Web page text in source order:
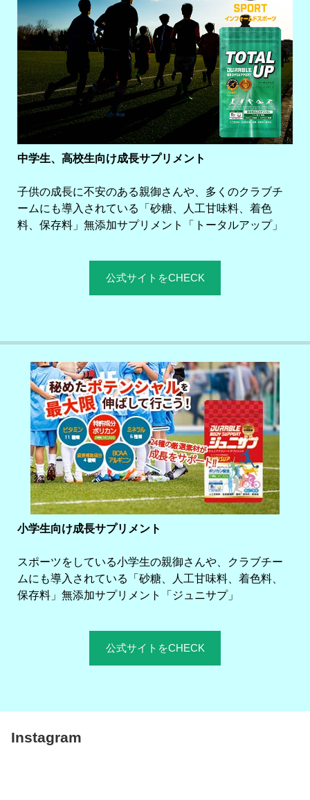
中学生、高校生向け成長サプリメント
子供の成長に不安のある親御さんや、多くのクラブチ
ームにも導入されている「砂糖、人工甘味料、着色
料、保存料」無添加サプリメント「トータルアップ」
公式サイトをCHECK
小学生向け成長サプリメント
スポーツをしている小学生の親御さんや、クラブチー
ムにも導入されている「砂糖、人工甘味料、着色料、
保存料」無添加サプリメント「ジュニサプ」
公式サイトをCHECK
Instagram